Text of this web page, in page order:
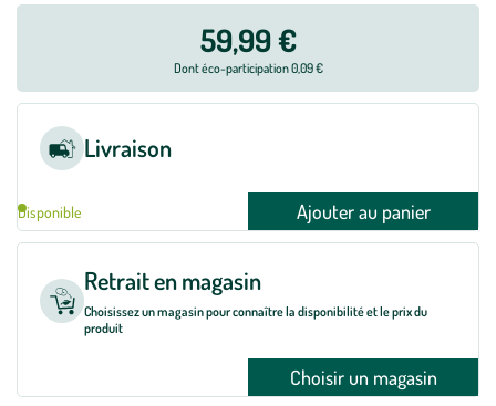
59,99 €
Dont éco-participation 0,09 €
Livraison
Disponible Ajouter au panier
Retrait en magasin
Choisissez un magasin pour connaître la disponibilité et le prix du
produit
Choisir un magasin